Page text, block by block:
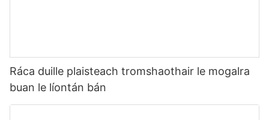
Ráca duille plaisteach tromshaothair le mogalra
buan le líontán bán